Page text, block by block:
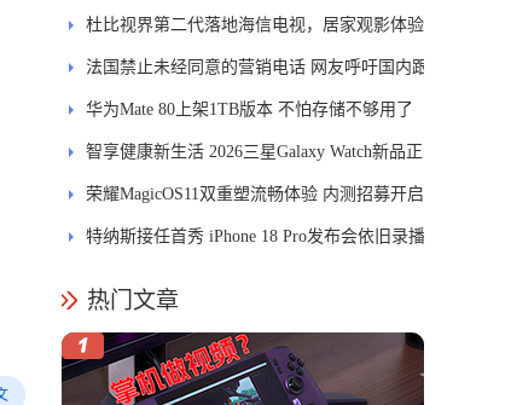
发DMS
杜比视界第二代落地海信电视，居家观影体验
能迎来哪些升级？
法国禁止未经同意的营销电话 网友呼吁国内跟
进
华为Mate 80上架1TB版本 不怕存储不够用了
智享健康新生活 2026三星Galaxy Watch新品正
式开售
荣耀MagicOS11双重塑流畅体验 内测招募开启
特纳斯接任首秀 iPhone 18 Pro发布会依旧录播
热门文章